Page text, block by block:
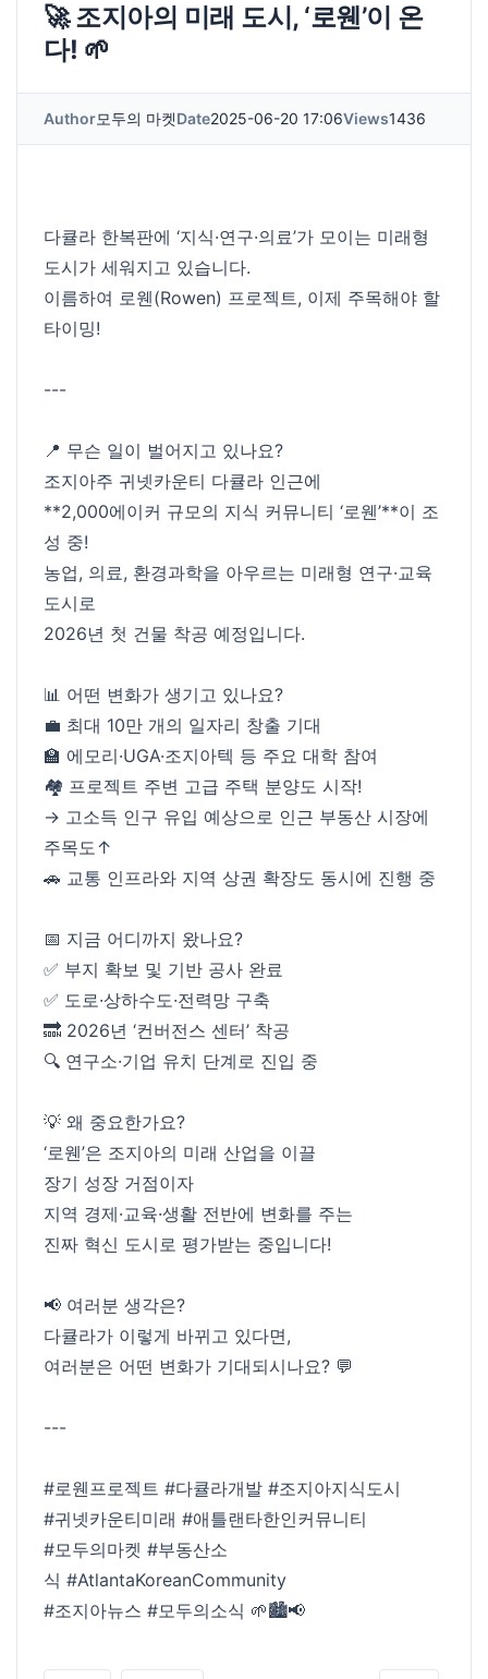
🚀 조지아의 미래 도시, ‘로웬’이 온
다! 🌱
Author모두의 마켓Date2025-06-20 17:06Views1436
다큘라 한복판에 ‘지식·연구·의료’가 모이는 미래형
도시가 세워지고 있습니다.
이름하여 로웬(Rowen) 프로젝트, 이제 주목해야 할
타이밍!
---
📍 무슨 일이 벌어지고 있나요?
조지아주 귀넷카운티 다큘라 인근에
**2,000에이커 규모의 지식 커뮤니티 ‘로웬’**이 조
성 중!
농업, 의료, 환경과학을 아우르는 미래형 연구·교육
도시로
2026년 첫 건물 착공 예정입니다.
📊 어떤 변화가 생기고 있나요?
💼 최대 10만 개의 일자리 창출 기대
🏫 에모리·UGA·조지아텍 등 주요 대학 참여
🏘️ 프로젝트 주변 고급 주택 분양도 시작!
→ 고소득 인구 유입 예상으로 인근 부동산 시장에
주목도↑
🚗 교통 인프라와 지역 상권 확장도 동시에 진행 중
📅 지금 어디까지 왔나요?
✅ 부지 확보 및 기반 공사 완료
✅ 도로·상하수도·전력망 구축
🔜 2026년 ‘컨버전스 센터’ 착공
🔍 연구소·기업 유치 단계로 진입 중
💡 왜 중요한가요?
‘로웬’은 조지아의 미래 산업을 이끌
장기 성장 거점이자
지역 경제·교육·생활 전반에 변화를 주는
진짜 혁신 도시로 평가받는 중입니다!
📢 여러분 생각은?
다큘라가 이렇게 바뀌고 있다면,
여러분은 어떤 변화가 기대되시나요? 💬
---
#로웬프로젝트 #다큘라개발 #조지아지식도시
#귀넷카운티미래 #애틀랜타한인커뮤니티
#모두의마켓 #부동산소
식 #AtlantaKoreanCommunity
#조지아뉴스 #모두의소식 🌱🏙️📢